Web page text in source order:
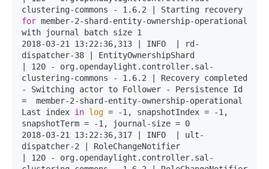
for member-2-shard-entity-ownership-operational
with journal batch size 1
2018-03-21 13:22:36,313 | INFO  | rd-
dispatcher-38 | EntityOwnershipShard
| 120 - org.opendaylight.controller.sal-
clustering-commons - 1.6.2 | Recovery completed
- Switching actor to Follower - Persistence Id
=  member-2-shard-entity-ownership-operational
Last index in log = -1, snapshotIndex = -1,
snapshotTerm = -1, journal-size = 0
2018-03-21 13:22:36,317 | INFO  | ult-
dispatcher-2 | RoleChangeNotifier
| 120 - org.opendaylight.controller.sal-